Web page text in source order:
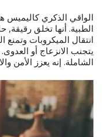
الواقي الذكري كاليميس
الطبية. أنها تخلق
انتقال الميكروبات
يتجنب الانزعاج أو العدوى.
الشاملة. إنه يعزز الأمن